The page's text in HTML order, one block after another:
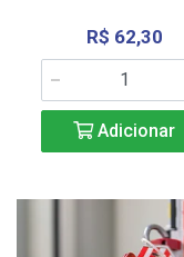
R$ 62,30
Adicionar